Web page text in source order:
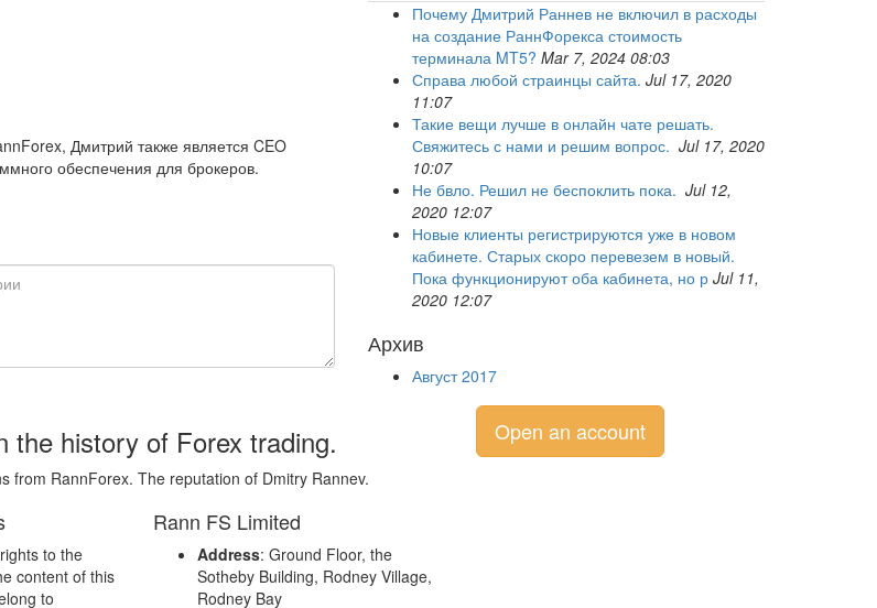
Дмитрий также является CEO
обеспечения для брокеров.
Почему Дмитрий Раннев не включил в расходы
на создание РаннФорекса стоимость
терминала MT5? Mar 7, 2024 08:03
Справа любой страинцы сайта. Jul 17, 2020
11:07
Такие вещи лучше в онлайн чате решать.
Свяжитесь с нами и решим вопрос. Jul 17, 2020
10:07
Не бвло. Решил не беспоклить пока. Jul 12,
2020 12:07
Новые клиенты регистрируются уже в новом
кабинете. Старых скоро перевезем в новый.
Пока функционируют оба кабинета, но р Jul 11,
2020 12:07
Архив
Август 2017
the history of Forex trading.
from RannForex. The reputation of Dmitry Rannev.
Open an account
to the
content of this
to
Rann FS Limited
Address: Ground Floor, the
Sotheby Building, Rodney Village,
Rodney Bay